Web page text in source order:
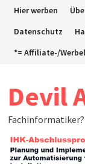
ZumHier werben
Datenschutz
*= Affiliate-/
Devil